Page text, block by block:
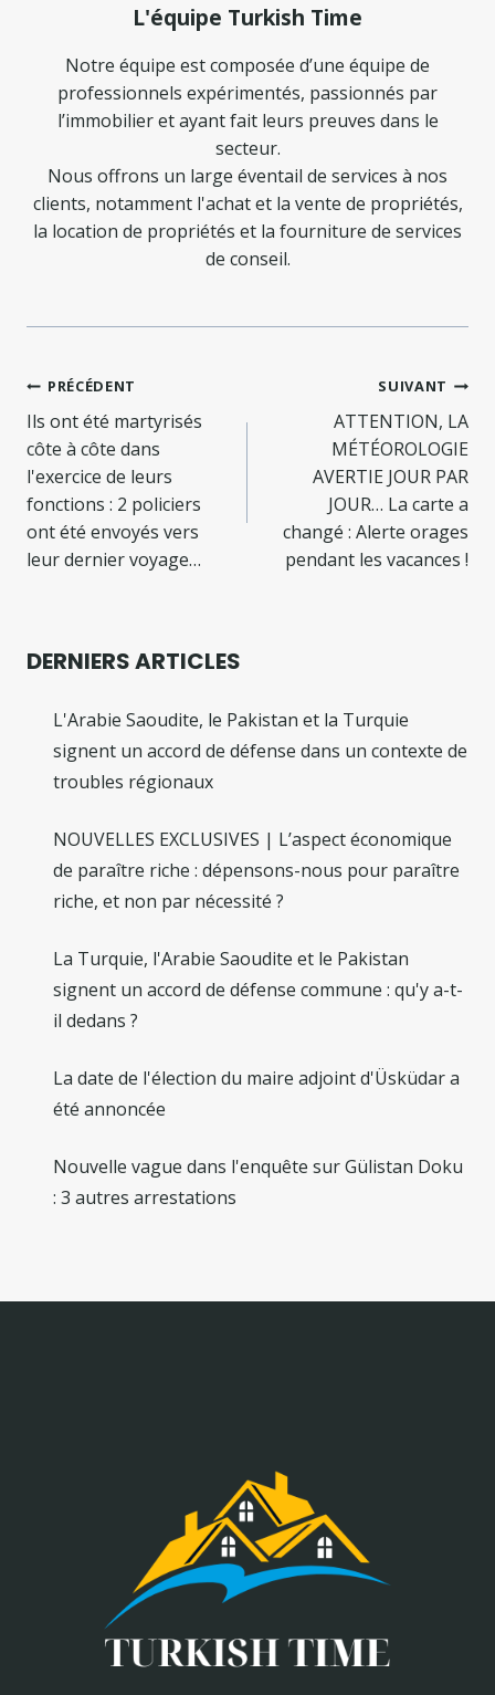
L'équipe Turkish Time
Notre équipe est composée d’une équipe de
professionnels expérimentés, passionnés par
l’immobilier et ayant fait leurs preuves dans le
secteur.
Nous offrons un large éventail de services à nos
clients, notamment l'achat et la vente de propriétés,
la location de propriétés et la fourniture de services
de conseil.
Navigation
de
l’article
PRÉCÉDENT
Ils ont été martyrisés
côte à côte dans
l'exercice de leurs
fonctions : 2 policiers
ont été envoyés vers
leur dernier voyage…
SUIVANT
ATTENTION, LA
MÉTÉOROLOGIE
AVERTIE JOUR PAR
JOUR… La carte a
changé : Alerte orages
pendant les vacances !
DERNIERS ARTICLES
L'Arabie Saoudite, le Pakistan et la Turquie
signent un accord de défense dans un contexte de
troubles régionaux
NOUVELLES EXCLUSIVES | L’aspect économique
de paraître riche : dépensons-nous pour paraître
riche, et non par nécessité ?
La Turquie, l'Arabie Saoudite et le Pakistan
signent un accord de défense commune : qu'y a-t-
il dedans ?
La date de l'élection du maire adjoint d'Üsküdar a
été annoncée
Nouvelle vague dans l'enquête sur Gülistan Doku
: 3 autres arrestations